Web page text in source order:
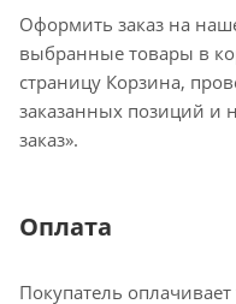
Оформить заказ на
выбранные товары в
страницу Корзина,
заказанных позиций и
заказ».
Оплата
Покупатель